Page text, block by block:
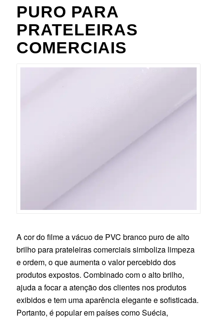
PURO PARA
PRATELEIRAS
COMERCIAIS
A cor do filme a vácuo de PVC branco puro de alto
brilho para prateleiras comerciais simboliza limpeza
e ordem, o que aumenta o valor percebido dos
produtos expostos. Combinado com o alto brilho,
ajuda a focar a atenção dos clientes nos produtos
exibidos e tem uma aparência elegante e sofisticada.
Portanto, é popular em países como Suécia,